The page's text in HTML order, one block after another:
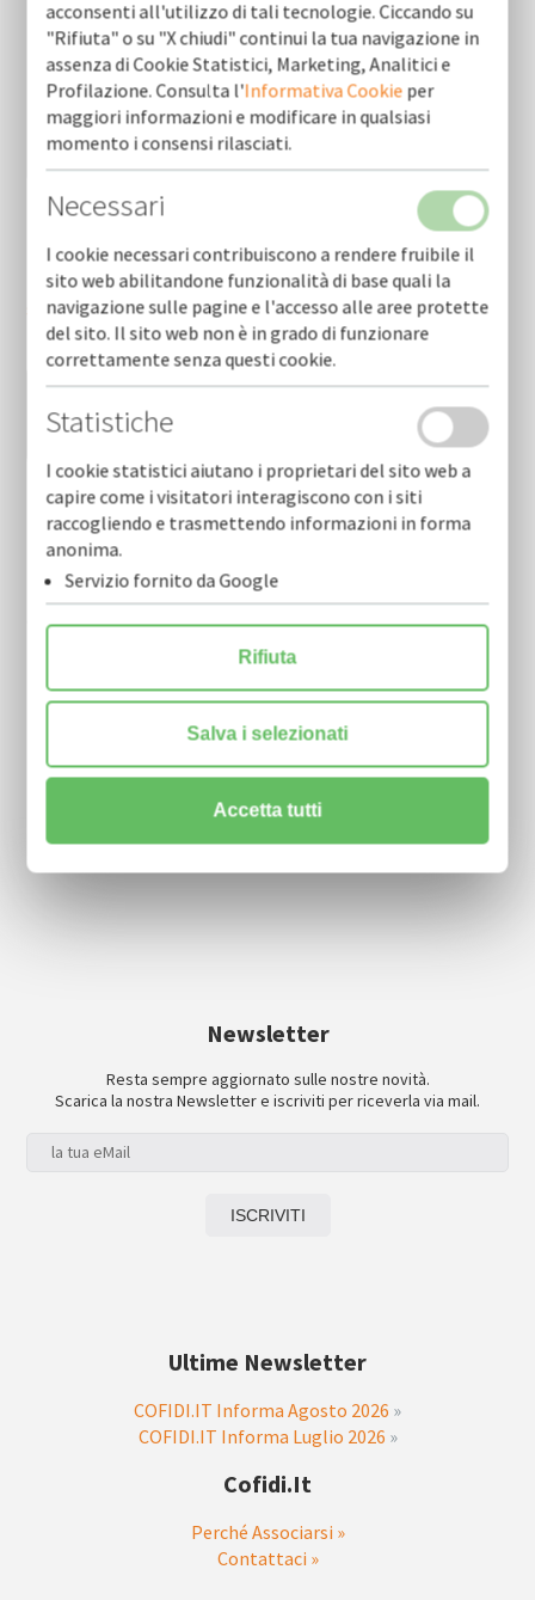
Ho letto e accetto le condizioni dell'informativa
sulla privacy*
COFIDI.IT soc. coop.
info@cofidi.it
0805910911| fax 0805910915
Newsletter
Resta sempre aggiornato sulle nostre novità.
Scarica la nostra Newsletter e iscriviti per riceverla via mail.
Ultime Newsletter
COFIDI.IT Informa Agosto 2026 »
COFIDI.IT Informa Luglio 2026 »
Cofidi.it
Perché Associarsi »
Contattaci »
acconsenti all'utilizzo di tali tecnologie. Ciccando su
"Rifiuta" o su "X chiudi" continui la tua navigazione in
assenza di Cookie Statistici, Marketing, Analitici e
Profilazione. Consulta l'Informativa Cookie per
maggiori informazioni e modificare in qualsiasi
momento i consensi rilasciati.
Necessari
I cookie necessari contribuiscono a rendere fruibile il
sito web abilitandone funzionalità di base quali la
navigazione sulle pagine e l'accesso alle aree protette
del sito. Il sito web non è in grado di funzionare
correttamente senza questi cookie.
Statistiche
I cookie statistici aiutano i proprietari del sito web a
capire come i visitatori interagiscono con i siti
raccogliendo e trasmettendo informazioni in forma
anonima.
Servizio fornito da Google
Rifiuta
Salva i selezionati
Accetta tutti